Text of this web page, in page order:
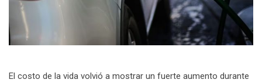
El costo de la vida volvió a mostrar un fuerte aumento durante